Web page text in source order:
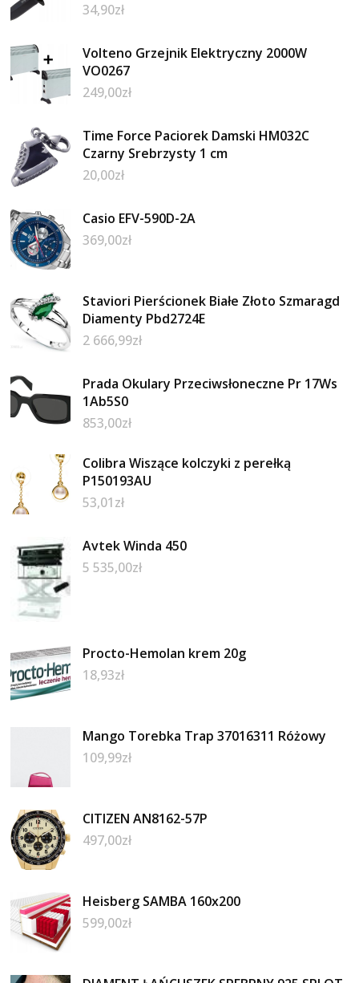
34,90zł
Volteno Grzejnik Elektryczny 2000W
VO0267
249,00zł
Time Force Paciorek Damski HM032C
Czarny Srebrzysty 1 cm
20,00zł
Casio EFV-590D-2A
369,00zł
Staviori Pierścionek Białe Złoto Szmaragd
Diamenty Pbd2724E
2 666,99zł
Prada Okulary Przeciwsłoneczne Pr 17Ws
1Ab5S0
853,00zł
Colibra Wiszące kolczyki z perełką
P150193AU
53,01zł
Avtek Winda 450
5 535,00zł
Procto-Hemolan krem 20g
18,93zł
Mango Torebka Trap 37016311 Różowy
109,99zł
CITIZEN AN8162-57P
497,00zł
Heisberg SAMBA 160x200
599,00zł